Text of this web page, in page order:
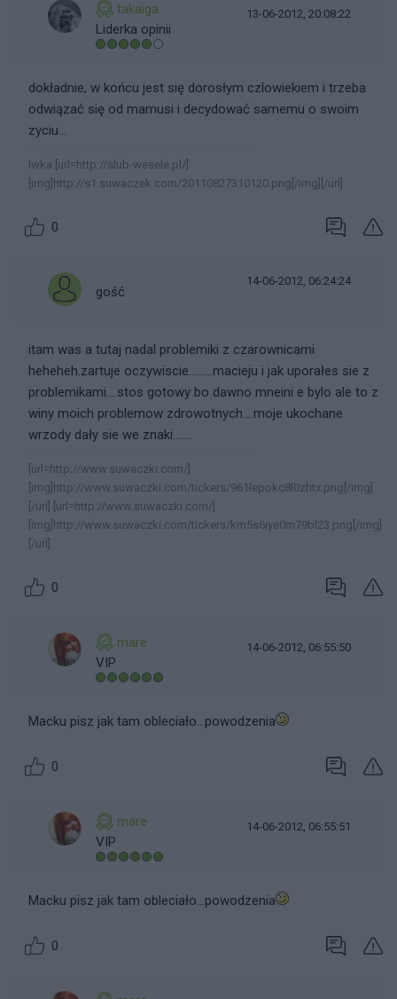
takaiga
Liderka opinii
13-06-2012, 20:08:22
dokładnie, w końcu jest się dorosłym czlowiekiem i trzeba
odwiązać się od mamusi i decydować samemu o swoim
zyciu...
Iwka [url=http://slub-wesele.pl/]
[img]http://s1.suwaczek.com/20110827310120.png[/img][/url]
0
gość
14-06-2012, 06:24:24
itam was a tutaj nadal problemiki z czarownicami
heheheh.zartuje oczywiscie.........macieju i jak uporałes sie z
problemikami....stos gotowy bo dawno mneini e bylo ale to z
winy moich problemow zdrowotnych....moje ukochane
wrzody dały sie we znaki.......
[url=http://www.suwaczki.com/]
[img]http://www.suwaczki.com/tickers/961lepokc8l0zhtx.png[/img]
[/url] [url=http://www.suwaczki.com/]
[img]http://www.suwaczki.com/tickers/km5s6iye0m79bl23.png[/img]
[/url]
0
mare
VIP
14-06-2012, 06:55:50
Macku pisz jak tam obleciało...powodzenia
0
mare
VIP
14-06-2012, 06:55:51
Macku pisz jak tam obleciało...powodzenia
0